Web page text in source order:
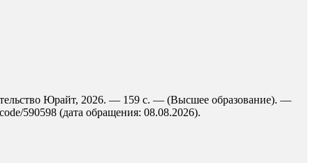
Юрайт, 2026. — 159 с. — (Высшее образование). —
590598 (дата обращения: 08.08.2026).